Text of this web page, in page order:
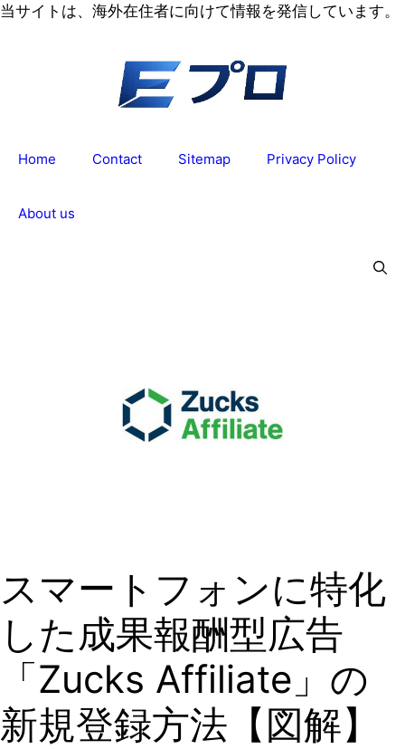
コ
当サイトは、海外在住者に向けて情報を発信しています。
Home Contact Sitemap Privacy Policy
About us
スマートフォンに特化
した成果報酬型広告
「Zucks Affiliate」の
新規登録方法【図解】